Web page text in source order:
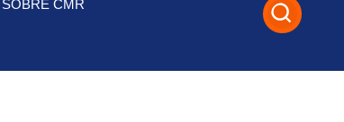
SOBRE CMR